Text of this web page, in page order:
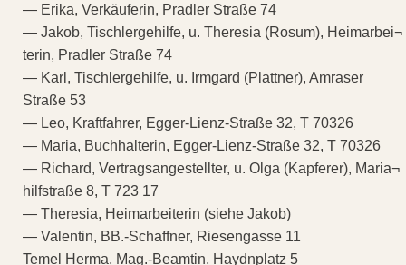
— Erika, Verkäuferin, Pradler Straße 74
— Jakob, Tischlergehilfe, u. Theresia (Rosum), Heimarbei¬
terin, Pradler Straße 74
— Karl, Tischlergehilfe, u. Irmgard (Plattner), Amraser
Straße 53
— Leo, Kraftfahrer, Egger-Lienz-Straße 32, T 70326
— Maria, Buchhalterin, Egger-Lienz-Straße 32, T 70326
— Richard, Vertragsangestellter, u. Olga (Kapferer), Maria¬
hilfstraße 8, T 723 17
— Theresia, Heimarbeiterin (siehe Jakob)
— Valentin, BB.-Schaffner, Riesengasse 11
Temel Herma, Mag.-Beamtin, Haydnplatz 5